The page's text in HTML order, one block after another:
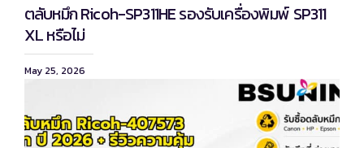
ตลับหมึก Ricoh-SP311HE รองรับเครื่องพิมพ์ SP311
XL หรือไม่
May 25, 2026